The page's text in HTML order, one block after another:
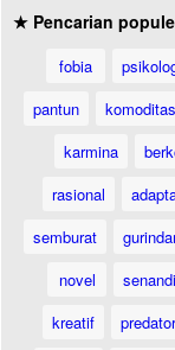
★ Pencarian
fobia
pantun
komoditas
karmina
rasional
semburat
novel
kreatif
predator